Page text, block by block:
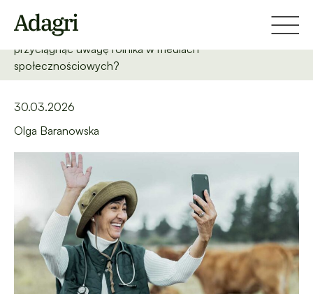
Strona główna
Short-form video w marketingu rolniczym. Jak w
przyciągnąć uwagę rolnika w mediach
społecznościowych?
30.03.2026
Olga Baranowska